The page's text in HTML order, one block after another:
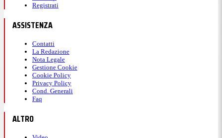
Registrati
ASSISTENZA
Contatti
La Redazione
Nota Legale
Gestione Cookie
Cookie Policy
Privacy Policy
Cond. Generali
Faq
ALTRO